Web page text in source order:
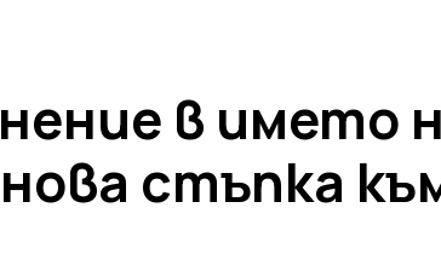
в името
стъпка